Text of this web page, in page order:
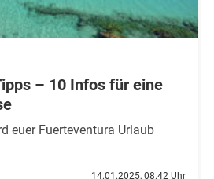
– 10 Infos für eine
euer Fuerteventura Urlaub
14.01.2025, 08.42 Uhr